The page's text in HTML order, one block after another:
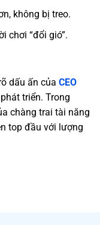
không bị treo.
chơi “đổi gió”.
dấu ấn của CEO
triển. Trong
chàng trai tài năng
top đầu với lượng